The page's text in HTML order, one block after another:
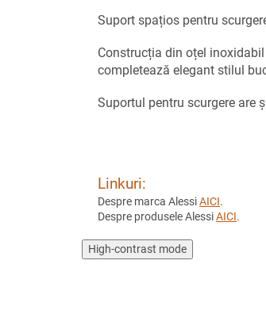
Suport spațios pentru
Construcția din oțel
completează elegant stilul
Suportul pentru scurgere are
Linkuri:
Despre marca AlessiAICI.
Despre produsele AlessiAICI.
High-contrast mode